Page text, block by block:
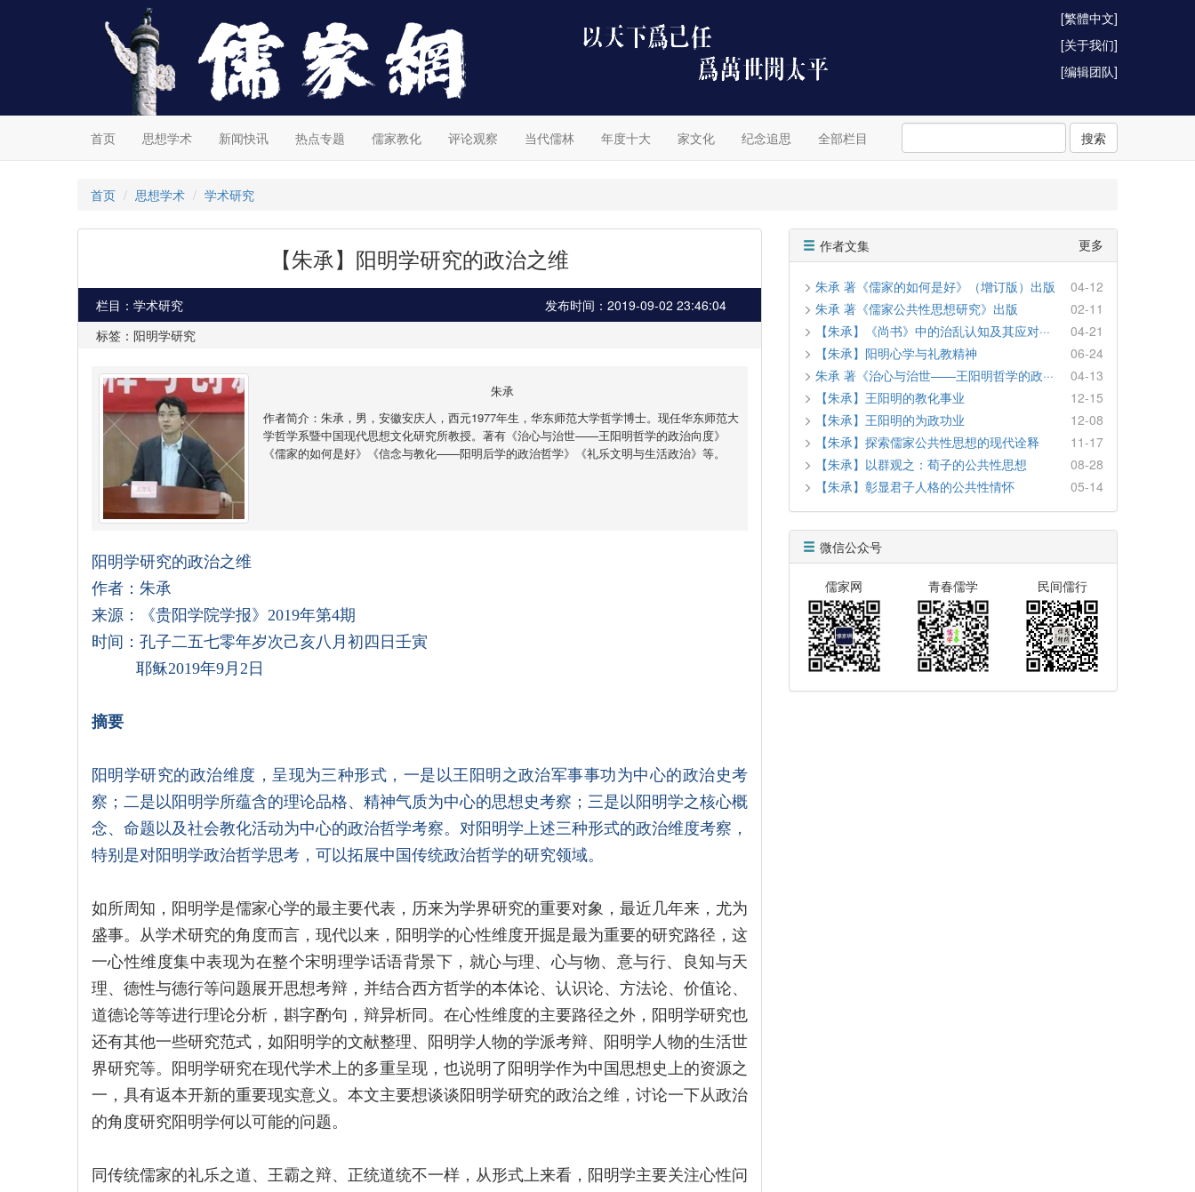
[繁體中文]
[关于我们]
[编辑团队]
首页 思想学术 新闻快讯 热点专题 儒家教化 评论观察 当代儒林 年度十大 家文化 纪念追思 全部栏目 搜索
首页 思想学术 学术研究
【朱承】阳明学研究的政治之维
栏目：学术研究
发布时间：2019-09-02 23:46:04
标签：阳明学研究
朱承
作者简介：朱承，男，安徽安庆人，西元1977年生，华东师范大学哲学博士。现任华东师范大
学哲学系暨中国现代思想文化研究所教授。著有《治心与治世——王阳明哲学的政治向度》
《儒家的如何是好》《信念与教化——阳明后学的政治哲学》《礼乐文明与生活政治》等。
阳明学研究的政治之维
作者：朱承
来源：《贵阳学院学报》2019年第4期
时间：孔子二五七零年岁次己亥八月初四日壬寅
耶稣2019年9月2日
摘要
阳明学研究的政治维度，呈现为三种形式，一是以王阳明之政治军事事功为中心的政治史考
察；二是以阳明学所蕴含的理论品格、精神气质为中心的思想史考察；三是以阳明学之核心概
念、命题以及社会教化活动为中心的政治哲学考察。对阳明学上述三种形式的政治维度考察，
特别是对阳明学政治哲学思考，可以拓展中国传统政治哲学的研究领域。
如所周知，阳明学是儒家心学的最主要代表，历来为学界研究的重要对象，最近几年来，尤为
盛事。从学术研究的角度而言，现代以来，阳明学的心性维度开掘是最为重要的研究路径，这
一心性维度集中表现为在整个宋明理学话语背景下，就心与理、心与物、意与行、良知与天
理、德性与德行等问题展开思想考辩，并结合西方哲学的本体论、认识论、方法论、价值论、
道德论等等进行理论分析，斟字酌句，辩异析同。在心性维度的主要路径之外，阳明学研究也
还有其他一些研究范式，如阳明学的文献整理、阳明学人物的学派考辩、阳明学人物的生活世
界研究等。阳明学研究在现代学术上的多重呈现，也说明了阳明学作为中国思想史上的资源之
一，具有返本开新的重要现实意义。本文主要想谈谈阳明学研究的政治之维，讨论一下从政治
的角度研究阳明学何以可能的问题。
同传统儒家的礼乐之道、王霸之辩、正统道统不一样，从形式上来看，阳明学主要关注心性问
作者文集 更多
朱承 著《儒家的如何是好》（增订版）出版
04-12
朱承 著《儒家公共性思想研究》出版
02-11
【朱承】《尚书》中的治乱认知及其应对···
04-21
【朱承】阳明心学与礼教精神
06-24
朱承 著《治心与治世——王阳明哲学的政···
04-13
【朱承】王阳明的教化事业
12-15
【朱承】王阳明的为政功业
12-08
【朱承】探索儒家公共性思想的现代诠释
11-17
【朱承】以群观之：荀子的公共性思想
08-28
【朱承】彰显君子人格的公共性情怀
05-14
微信公众号
儒家网 青春儒学 民间儒行